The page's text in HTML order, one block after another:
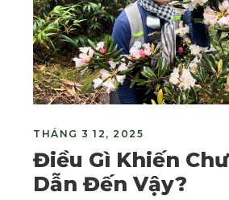
THÁNG 3 12, 2025
Điều Gì Khiến
Dẫn Đến Vậy?